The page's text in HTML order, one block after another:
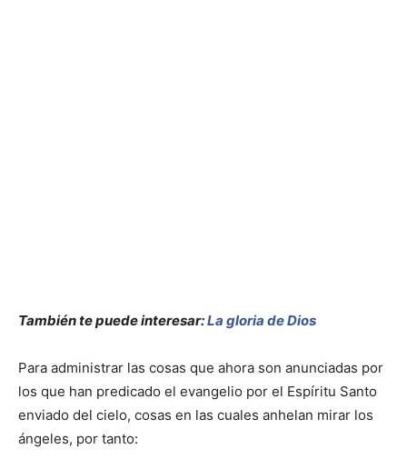
También te puede interesar:La gloria de Dios
Para administrar las cosas que ahora son anunciadas por
los que han predicado el evangelio por el Espíritu Santo
enviado del cielo, cosas en las cuales anhelan mirar los
ángeles, por tanto: